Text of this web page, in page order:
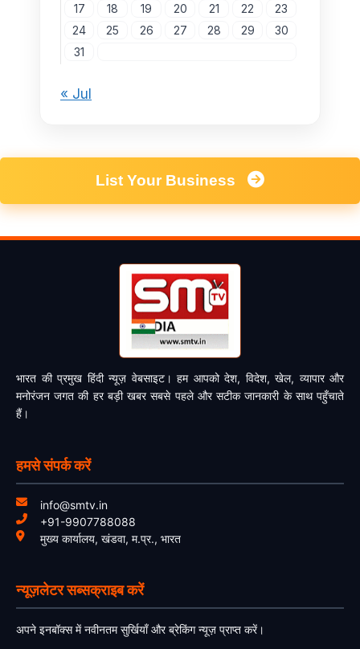
17
18 19 20 21 22
23
24
25 26 27 28 29
30
31
« Jul
List Your Business
भारत की प्रमुख हिंदी न्यूज़ वेबसाइट। हम आपको देश, विदेश, खेल, व्यापार और
मनोरंजन जगत की हर बड़ी खबर सबसे पहले और सटीक जानकारी के साथ पहुँचाते
हैं।
हमसे संपर्क करें
info@smtv.in
+91-9907788088
मुख्य कार्यालय, खंडवा, म.प्र., भारत
न्यूज़लेटर सब्सक्राइब करें
अपने इनबॉक्स में नवीनतम सुर्खियाँ और ब्रेकिंग न्यूज़ प्राप्त करें।